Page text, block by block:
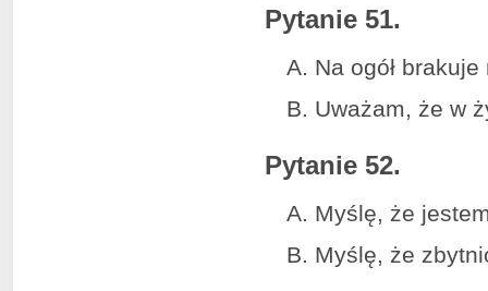
Pytanie 51.
A. Na ogół
B. Uważam, że w
Pytanie 52.
A. Myślę, że
B. Myślę, że